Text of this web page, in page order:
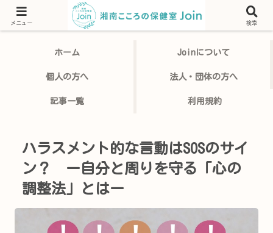
臨床心理士・公認心理師のカウンセリング・セラピー。 個人相談・研修講師
を承ります。湘南こころの保健室Join
ホーム Joinについて
個人の方へ 法人・団体の方へ
記事一覧 利用規約
ハラスメント的な言動はSOSのサイ
ン？ ー自分と周りを守る「心の
調整法」とはー
メニュー 検索